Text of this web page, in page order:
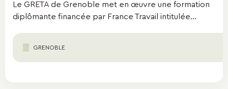
Le GRETA de Grenoble met en œuvre une formation
diplômante financée par France Travail intitulée...
GRENOBLE